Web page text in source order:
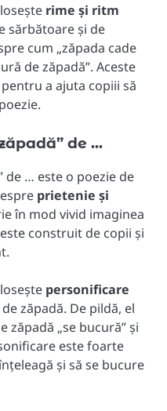
rime și ritm
sărbătoare și de
cum „zăpada cade
de zăpadă”. Aceste
a ajuta copiii să
de …
de … este o poezie de
prietenie și
în mod vivid imaginea
construit de copii și
personificare
zăpadă. De pildă, el
zăpadă „se bucură” și
este foarte
și să se bucure